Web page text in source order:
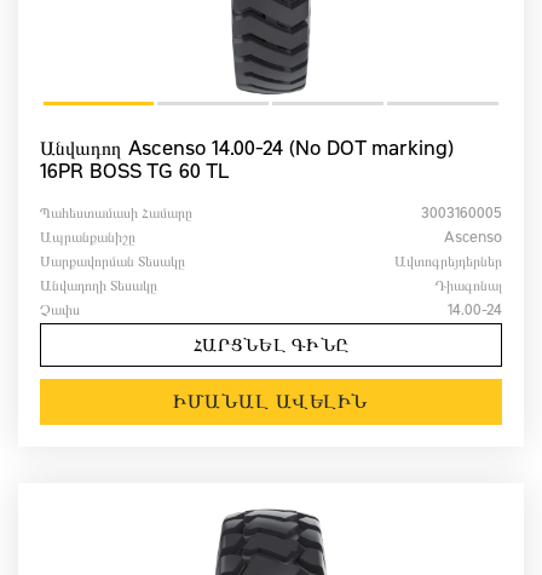
Անվադող Ascenso 14.00-24 (No DOT marking)
16PR BOSS TG 60 TL
Պահեստամասի Համարը
3003160005
Ապրանքանիշը
Ascenso
Սարքավորման Տեսակը
Ավտոգրեյդերներ
Անվադողի Տեսակը
Դիագոնալ
Չափս
14.00-24
ՀԱՐՑՆԵԼ ԳԻՆԸ
ԻՄԱՆԱԼ ԱՎԵԼԻՆ